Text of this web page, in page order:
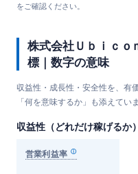
をご確認ください。
株式会社Ｕｂｉｃｏ
標｜数字の意味
収益性・成長性・安全性を、有
「何を意味するか」も添えていま
収益性（どれだけ稼げるか）
営業利益率